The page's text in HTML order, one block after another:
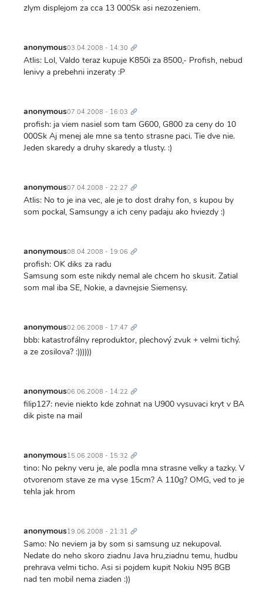
zlym displejom za cca 13 000Sk asi nezozeniem.
anonymous03.04.2008 - 14:30 odkaz
Atlis: Lol, Valdo teraz kupuje K850i za 8500,- Profish, nebud
lenivy a prebehni inzeraty :P
anonymous07.04.2008 - 16:03 odkaz
profish: ja viem nasiel som tam G600, G800 za ceny do 10
000Sk Aj menej ale mne sa tento strasne paci. Tie dve nie.
Jeden skaredy a druhy skaredy a tlusty. :)
anonymous07.04.2008 - 22:27 odkaz
Atlis: No to je ina vec, ale je to dost drahy fon, s kupou by
som pockal, Samsungy a ich ceny padaju ako hviezdy :)
anonymous08.04.2008 - 19:06 odkaz
profish: OK diks za radu
Samsung som este nikdy nemal ale chcem ho skusit. Zatial
som mal iba SE, Nokie, a davnejsie Siemensy.
anonymous02.06.2008 - 17:47 odkaz
bbb: katastrofálny reproduktor, plechový zvuk + velmi tichý.
a ze zosilova? :))))))
anonymous06.06.2008 - 14:22 odkaz
filip127: nevie niekto kde zohnat na U900 vysuvaci kryt v BA
dik piste na mail
anonymous15.06.2008 - 15:32 odkaz
tino: No pekny veru je, ale podla mna strasne velky a tazky. V
otvorenom stave ze ma vyse 15cm? A 110g? OMG, ved to je
tehla jak hrom
anonymous19.06.2008 - 21:31 odkaz
Samo: No neviem ja by som si samsung uz nekupoval.
Nedate do neho skoro ziadnu Java hru,ziadnu temu, hudbu
prehrava velmi ticho. Asi si pojdem kupit Nokiu N95 8GB
nad ten mobil nema ziaden :))